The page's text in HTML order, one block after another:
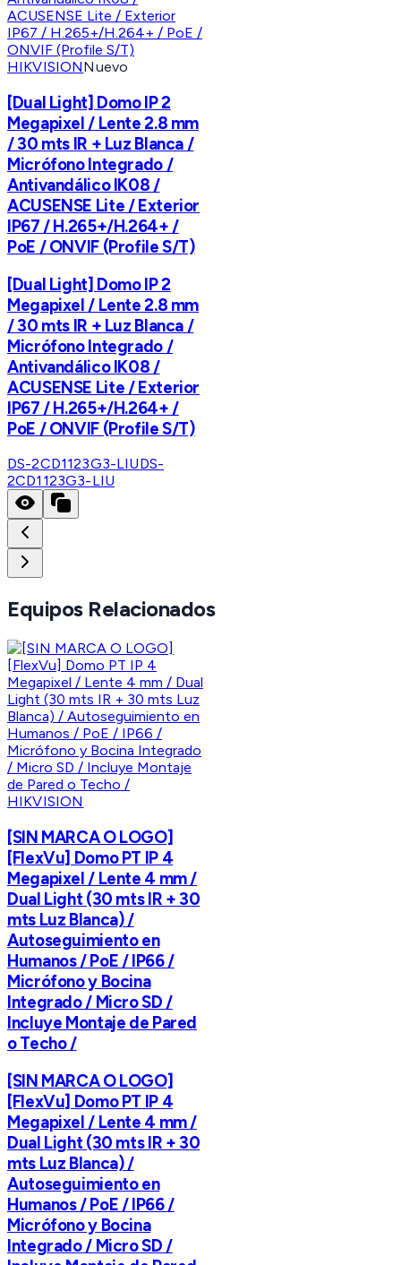
HIKVISIONNuevo
[Dual Light] Domo IP 2
Megapixel / Lente 2.8 mm
/ 30 mts IR + Luz Blanca /
Micrófono Integrado /
Antivandálico IK08 /
ACUSENSE Lite / Exterior
IP67 / H.265+/H.264+ /
PoE / ONVIF (Profile S/T)
[Dual Light] Domo IP 2
Megapixel / Lente 2.8 mm
/ 30 mts IR + Luz Blanca /
Micrófono Integrado /
Antivandálico IK08 /
ACUSENSE Lite / Exterior
IP67 / H.265+/H.264+ /
PoE / ONVIF (Profile S/T)
DS-2CD1123G3-LIUDS-
2CD1123G3-LIU
Equipos Relacionados
HIKVISION
[SIN MARCA O LOGO]
[FlexVu] Domo PT IP 4
Megapixel / Lente 4 mm /
Dual Light (30 mts IR + 30
mts Luz Blanca) /
Autoseguimiento en
Humanos / PoE / IP66 /
Micrófono y Bocina
Integrado / Micro SD /
Incluye Montaje de Pared
o Techo /
[SIN MARCA O LOGO]
[FlexVu] Domo PT IP 4
Megapixel / Lente 4 mm /
Dual Light (30 mts IR + 30
mts Luz Blanca) /
Autoseguimiento en
Humanos / PoE / IP66 /
Micrófono y Bocina
Integrado / Micro SD /